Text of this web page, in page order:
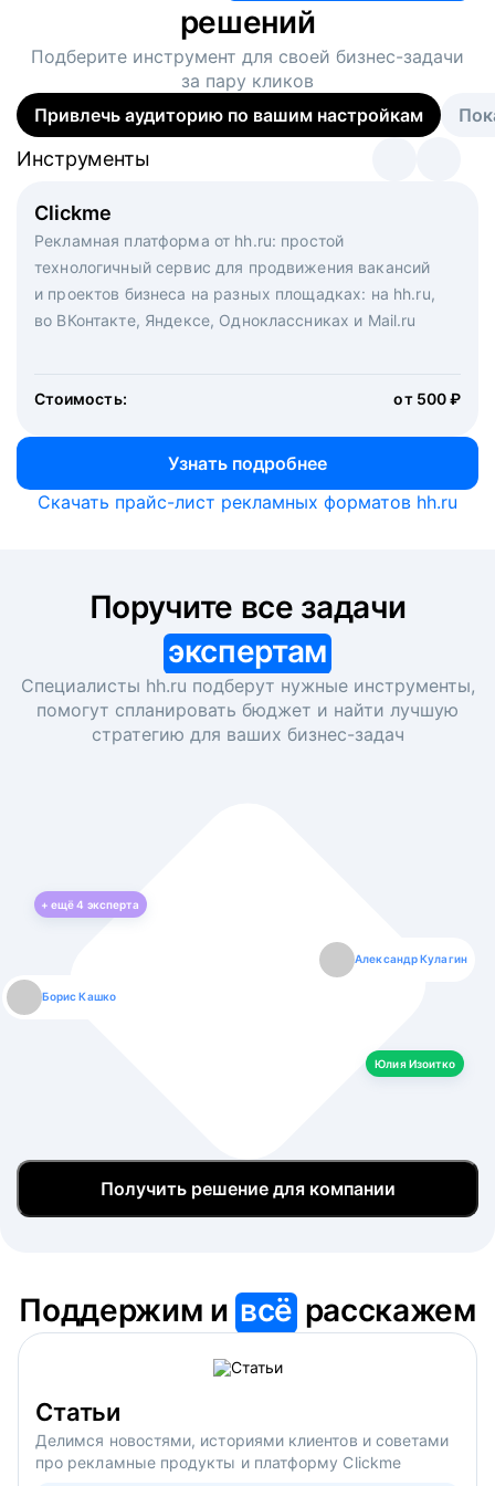
решений
Подберите инструмент для своей бизнес-задачи
за пару кликов
Привлечь аудиторию по вашим настройкам
Clickme
Рекламная платформа от hh.ru: простой
технологичный сервис для продвижения вакансий
и проектов бизнеса на разных площадках: на hh.ru,
во ВКонтакте, Яндексе, Одноклассниках и Mail.ru
Стоимость: от 500 ₽
Узнать подробнее
Инструменты
Вакансия дня
Рекламный формат для вакансий на главной странице
hh.ru. Увеличивает количество откликов
Инструменты
Массовый подбор под ключ. Решите, сколько
кандидатов и когда вам нужно, и за дело возьмутся
маркетологи, рекрутеры и проектные менеджеры
hh.ru с целым набором digital-инструментов
Инструменты
Скачать прайс-лист рекламных форматов hh.ru
экспертам
Специалисты hh.ru подберут нужные инструменты,
помогут спланировать бюджет и найти лучшую
стратегию для ваших бизнес-задач
+ ещё4 эксперта
Борис Кашко
Александр Кулагин
Юлия Изоитко
Юлия Изоитко
Даниил Макаров
Александр Кулагин
Екатерина Лазаренко
Даниил Макаров
Борис Кашко
Екатерина Лазаренко
Юлия Изоитко
Получить решение для компании
Поддержим ивсё расскажем
Статьи
Делимся новостями, историями клиентов и советами
про рекламные продукты и платформу Clickme